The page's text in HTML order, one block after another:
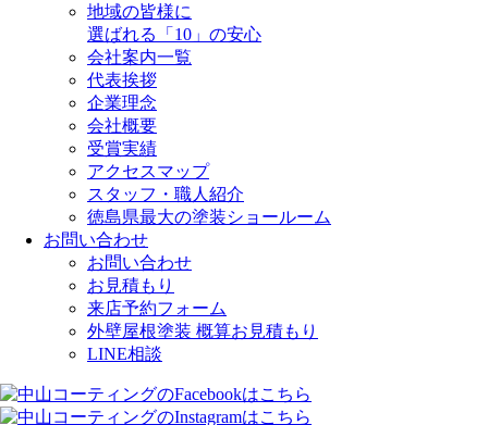
地域の皆様に
選ばれる「10」の安心
会社案内一覧
代表挨拶
企業理念
会社概要
受賞実績
アクセスマップ
スタッフ・職人紹介
徳島県最大の塗装ショールーム
お問い合わせ
お問い合わせ
お見積もり
来店予約フォーム
外壁屋根塗装 概算お見積もり
LINE相談